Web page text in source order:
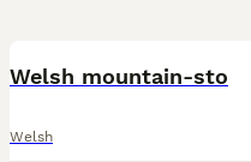
Welsh mountain-sto
Welsh